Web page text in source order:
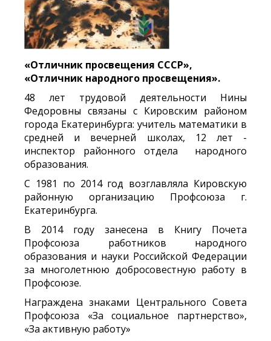
«Отличник просвещения СССР»,
«Отличник народного просвещения».
48 лет трудовой деятельности Нины
Федоровны связаны с Кировским районом
города Екатеринбурга: учитель математики в
средней и вечерней школах, 12 лет -
инспектор районного отдела народного
образования.
С 1981 по 2014 год возглавляла Кировскую
районную организацию Профсоюза г.
Екатеринбурга.
В 2014 году занесена в Книгу Почета
Профсоюза работников народного
образования и науки Российской Федерации
за многолетнюю добросовестную работу в
Профсоюзе.
Награждена знаками Центрального Совета
Профсоюза «За социальное партнерство»,
«За активную работу»